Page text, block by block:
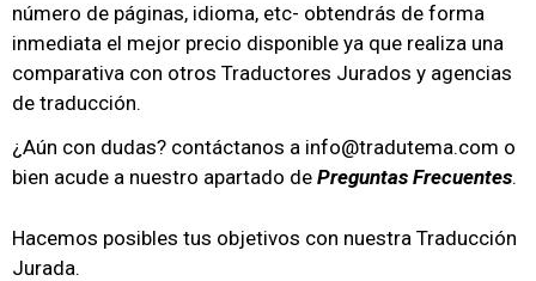
número de páginas, idioma, etc- obtendrás de forma
inmediata el mejor precio disponible ya que realiza una
comparativa con otros Traductores Jurados y agencias
de traducción.
¿Aún con dudas? contáctanos a info@tradutema.com o
bien acude a nuestro apartado de Preguntas Frecuentes.
Hacemos posibles tus objetivos con nuestra Traducción
Jurada.